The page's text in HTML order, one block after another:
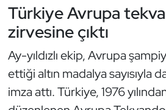
Türkiye Avrupa
zirvesine çıktı
Ay-yıldızlı ekip, Avrupa
ettiği altın madalya sayısıyla
imza attı. Türkiye, 1976
Oryantiring
Özel Sporcular
Paralimpik
Ragbi